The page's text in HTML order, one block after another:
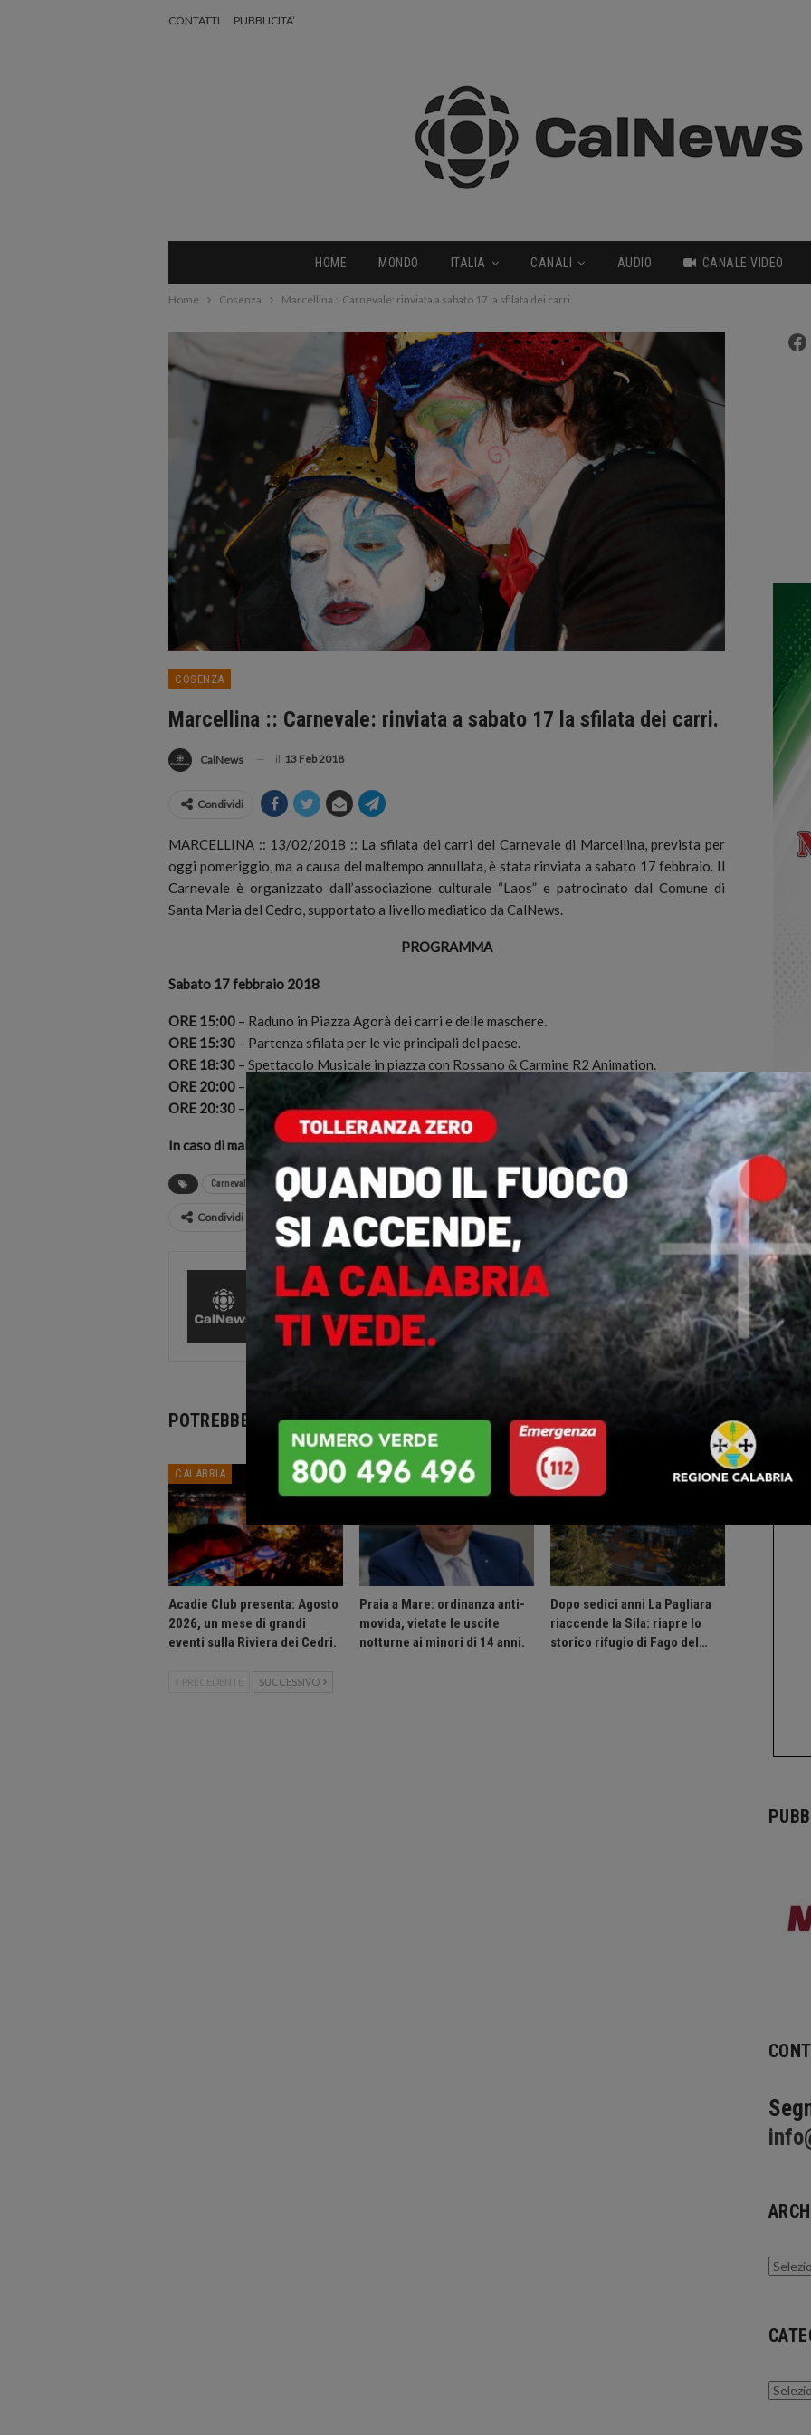
CONTATTI PUBBLICITA’
HOME MONDO ITALIA CANALI AUDIO CANALE VIDEO
Home Cosenza Marcellina :: Carnevale: rinviata a sabato 17 la sfilata dei carri.
COSENZA
Marcellina :: Carnevale: rinviata a sabato 17 la sfilata dei carri.
CalNews il 13 Feb 2018
Condividi
MARCELLINA :: 13/02/2018 :: La sfilata dei carri del Carnevale di Marcellina, prevista per
oggi pomeriggio, ma a causa del maltempo annullata, è stata rinviata a sabato 17 febbraio. Il
Carnevale è organizzato dall’associazione culturale “Laos” e patrocinato dal Comune di
Santa Maria del Cedro, supportato a livello mediatico da CalNews.
PROGRAMMA
Sabato 17 febbraio 2018
ORE 15:00 – Raduno in Piazza Agorà dei carri e delle maschere.
ORE 15:30 – Partenza sfilata per le vie principali del paese.
ORE 18:30 – Spettacolo Musicale in piazza con Rossano & Carmine R2 Animation.
ORE 20:00 – Concorso per i carri allegorici e i gruppi in maschera. Premiazioni sul palco.
ORE 20:30 – Ringraziamenti e conclusione manifestazione.
In caso di maltempo le date subiranno modifiche.
Carnevale Marcellina sfilata
Condividi
CalNews 27585 Posts 0
Comments
POTREBBE PIACERTI ANCHE
CALABRIA
Acadie Club presenta: Agosto
2026, un mese di grandi
eventi sulla Riviera dei Cedri.
CALABRIA
Praia a Mare: ordinanza anti-
movida, vietate le uscite
notturne ai minori di 14 anni.
CALABRIA
Dopo sedici anni La Pagliara
riaccende la Sila: riapre lo
storico rifugio di Fago del…
PRECEDENTE SUCCESSIVO
Archivi